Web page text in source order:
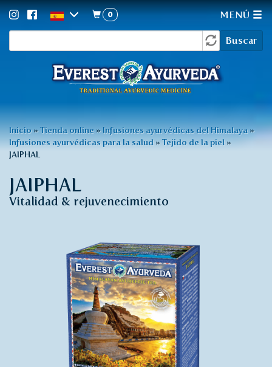
de
búsqueda
Buscar
0 MENÚ
Usted
está
Inicio »Tienda online »Infusiones ayurvédicas del Himalaya »
Infusiones ayurvédicas para la salud »Tejido de la piel »
JAIPHAL
JAIPHAL
Vitalidad & rejuvenecimiento